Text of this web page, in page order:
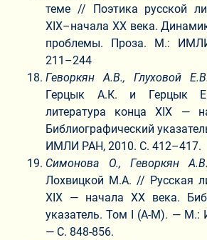
теме // Поэтика русской
XIX–начала XX века.
проблемы. Проза. М.:
211–244
Геворкян А.В.,
Глуховой Е.В.
Герцык А.К. и Герцык
литература конца XIX —
Библиографический
ИМЛИ РАН, 2010. С. 412–417.
Симонова О., Геворкян
Лохвицкой М.А. // Русская
XIX — начала ХХ века.
указатель. Том I (А-М). — М.:
— С. 848-856.